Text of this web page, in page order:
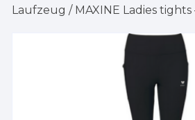
Laufzeug / MAXINE Ladies tights